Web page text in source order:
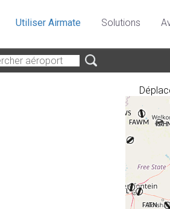
Utiliser Airmate Solutions